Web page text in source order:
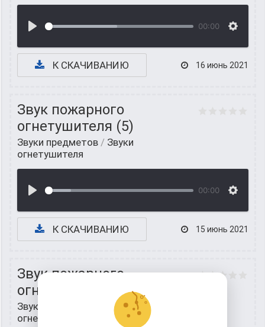
00:00
К СКАЧИВАНИЮ 16 июнь 2021
Звук пожарного
огнетушителя (5)
Звуки предметов / Звуки
огнетушителя
00:00
К СКАЧИВАНИЮ 15 июнь 2021
Звук пожарного
огнетушителя (6)
Звуки предметов
Звуки
огнетушителя